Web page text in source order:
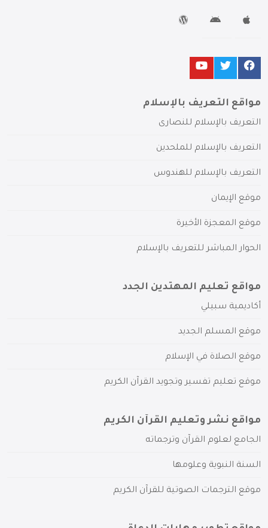
مواقع التعريف بالإسلام
التعريف بالإسلام للنصارى
التعريف بالإسلام للملحدين
التعريف بالإسلام للهندوس
موقع الإيمان
موقع المعجزة الأخيرة
الحوار المباشر للتعريف بالإسلام
مواقع تعليم المهتدين الجدد
أكاديمية سبيلي
موقع المسلم الجديد
موقع الصلاة في الإسلام
موقع تعليم تفسير وتجويد القرآن الكريم
مواقع نشر وتعليم القرآن الكريم
الجامع لعلوم القرآن وترجماته
السنة النبوية وعلومها
موقع الترجمات الصوتية للقرآن الكريم